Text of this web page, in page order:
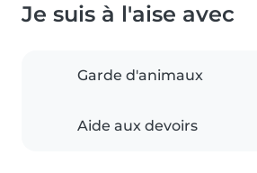
Je suis à l'aise avec
Garde d'animaux
Aide aux devoirs